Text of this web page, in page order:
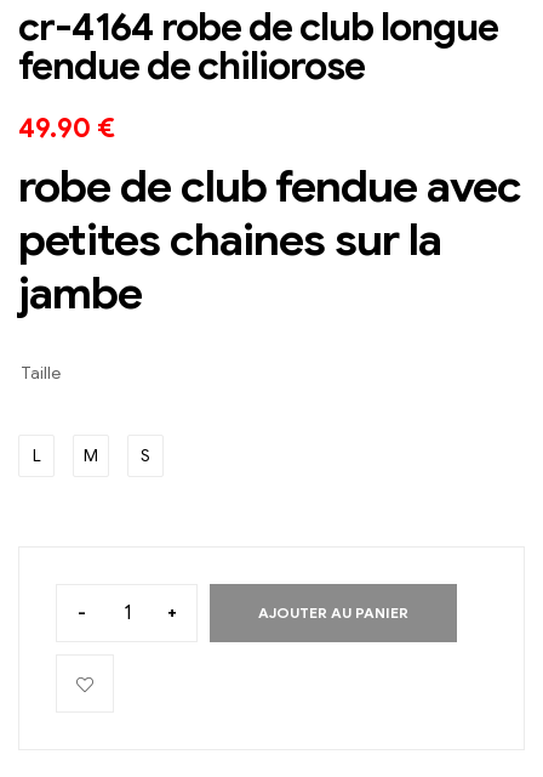
cr-4164 robe de club longue
fendue de chiliorose
49.90 €
robe de club fendue avec
petites chaines sur la
jambe
Taille
L M S
- + AJOUTER AU PANIER